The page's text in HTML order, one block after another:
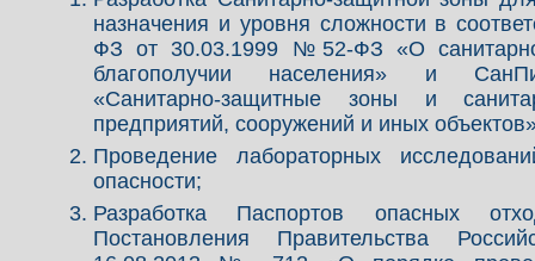
назначения и уровня сложности в
ФЗ от 30.03.1999 №52-ФЗ «О санитарно-
благополучии населения» и
«Санитарно-защитные зоны и
предприятий, сооружений и иных
Проведение лабораторных
опасности;
Разработка Паспортов опасных
Постановления Правительства